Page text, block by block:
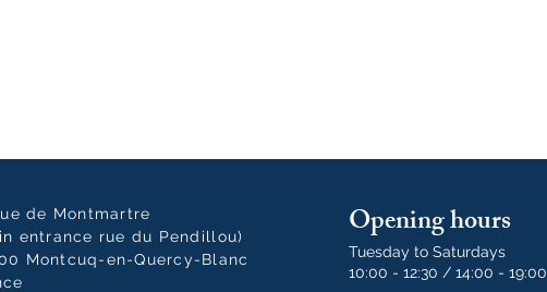
de Montmartre
entrance rue du Pendillou)
Montcuq-en-Quercy-Blanc
Opening hours
Tuesday to Saturdays
10:00 - 12:30 / 14:00 - 19:00